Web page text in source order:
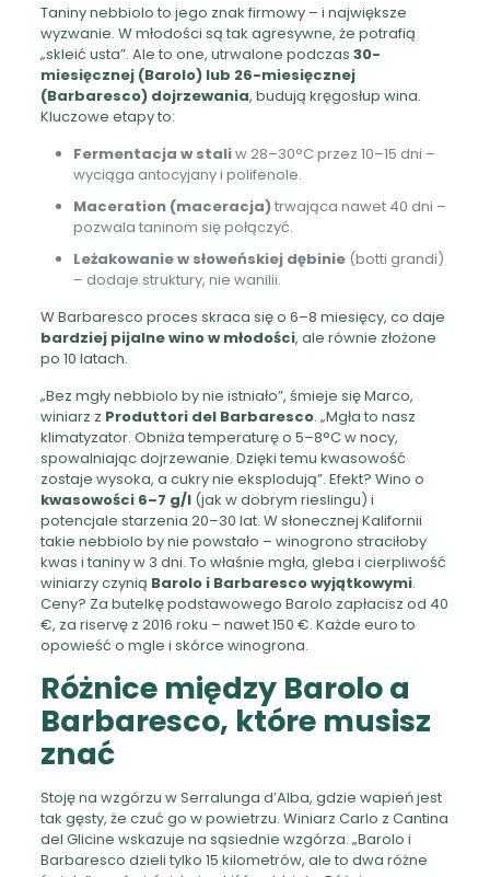
Taniny nebbiolo to jego znak firmowy – i największe
wyzwanie. W młodości są tak agresywne, że potrafią
„skleić usta”. Ale to one, utrwalone podczas 30-
miesięcznej (Barolo) lub 26-miesięcznej
(Barbaresco) dojrzewania, budują kręgosłup wina.
Kluczowe etapy to:
Fermentacja w staliw 28–30°C przez 10–15 dni –
wyciąga antocyjany i polifenole.
Maceration (maceracja)trwająca nawet 40 dni –
pozwala taninom się połączyć.
Leżakowanie w słoweńskiej dębinie(botti grandi)
– dodaje struktury, nie wanilii.
W Barbaresco proces skraca się o 6–8 miesięcy, co daje
bardziej pijalne wino w młodości, ale równie złożone
po 10 latach.
„Bez mgły nebbiolo by nie istniało”, śmieje się Marco,
winiarz z Produttori del Barbaresco. „Mgła to nasz
klimatyzator. Obniża temperaturę o 5–8°C w nocy,
spowalniając dojrzewanie. Dzięki temu kwasowość
zostaje wysoka, a cukry nie eksplodują”. Efekt? Wino o
kwasowości 6–7 g/l(jak w dobrym rieslingu) i
potencjale starzenia 20–30 lat. W słonecznej Kalifornii
takie nebbiolo by nie powstało – winogrono straciłoby
kwas i taniny w 3 dni. To właśnie mgła, gleba i cierpliwość
winiarzy czynią Barolo i Barbaresco wyjątkowymi.
Ceny? Za butelkę podstawowego Barolo zapłacisz od 40
€, za riservę z 2016 roku – nawet 150 €. Każde euro to
opowieść o mgle i skórce winogrona.
Różnice między Barolo a
Barbaresco, które musisz
znać
Stoję na wzgórzu w Serralunga d’Alba, gdzie wapień jest
tak gęsty, że czuć go w powietrzu. Winiarz Carlo z Cantina
del Glicine wskazuje na sąsiednie wzgórza. „Barolo i
Barbaresco dzieli tylko 15 kilometrów, ale to dwa różne